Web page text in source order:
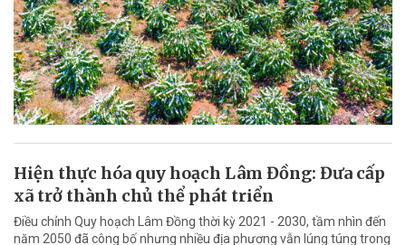
Hiện thực hóa quy hoạch Lâm Đồng: Đưa cấp
xã trở thành chủ thể phát triển
Điều chỉnh Quy hoạch Lâm Đồng thời kỳ 2021 - 2030, tầm nhìn đến
năm 2050 đã công bố nhưng nhiều địa phương vẫn lúng túng trong